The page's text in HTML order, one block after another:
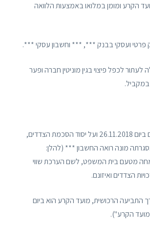
הקרע ומומן במלואו באמצעות הלוואה
פרטי ועסקי בבנק ***, *** וחשבון עסקי ***.
לעתור לכפל פיצוי בגין מוניטין חברה ופער
בתום דיון שהתקיים ביום 26.11.2018 ועל יסוד הסכמת הצדדים,
מונה רואה החשבון *** (להלן:
מטעם בית המשפט, לשם הערכת שווי
הצדדים ואיזונם.
התביעה הרכושית, מועד הקרע הוא ביום